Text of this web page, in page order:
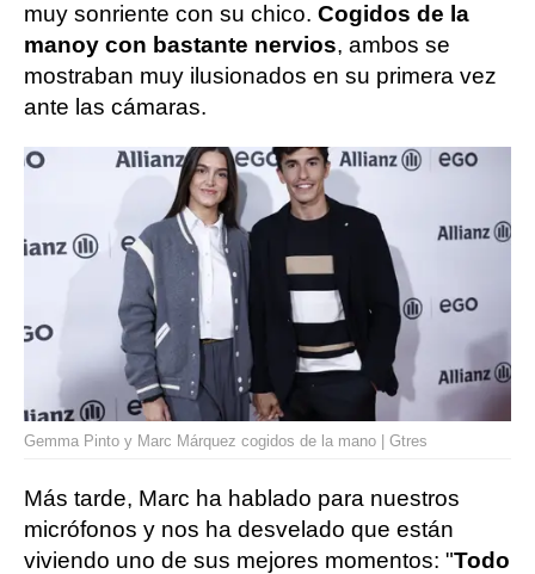
muy sonriente con su chico. Cogidos de la
manoy con bastante nervios, ambos se
mostraban muy ilusionados en su primera vez
ante las cámaras.
Gemma Pinto y Marc Márquez cogidos de la mano | Gtres
Más tarde, Marc ha hablado para nuestros
micrófonos y nos ha desvelado que están
viviendo uno de sus mejores momentos: "Todo